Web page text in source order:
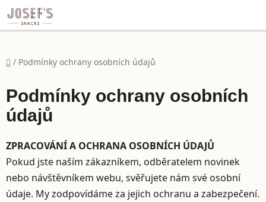
file:///C:/Users/dell/Desktop/Eli%C5%A1ka/
Přejít na obsah
Domů
/ Podmínky ochrany osobních údajů
Podmínky ochrany osobních
údajů
ZPRACOVÁNÍ A OCHRANA OSOBNÍCH ÚDAJŮ
Pokud jste naším zákazníkem, odběratelem novinek
nebo návštěvníkem webu, svěřujete nám své osobní
údaje. My zodpovídáme za jejich ochranu a zabezpečení.